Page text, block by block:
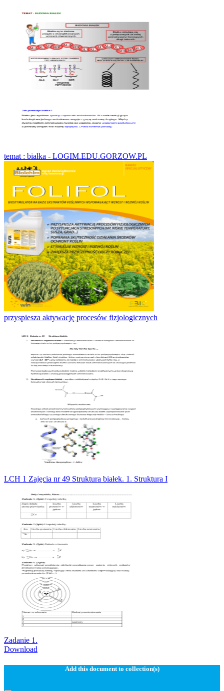
temat : białka - LOGIM.EDU.GORZOW.PL
przyspiesza aktywację procesów fizjologicznych
LCH 1 Zajęcia nr 49 Struktura białek. 1. Struktura I
Zadanie 1.
Download
Add this document to collection(s)